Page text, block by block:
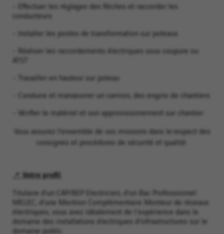
- Effectuer les réglages des flèches et raccorder les
conducteurs
- Installer les postes de transformation sur poteaux
- Réaliser les raccordements électriques sous coupure ou
ATST
- Travailler en hauteur sur poteau
- Conduire et manœuvrer un camion, des engins de chantiers
- Vérifier le matériel et son approvisionnement sur chantier
Vous assurez l’ensemble de vos missions dans le respect des
consignes et procédures de sécurité et qualité.
📌 Votre profil
Titulaire d’un CAP/BEP Electricien, d’un Bac Professionnel
MELEC, d’une Mention Complémentaire Monteur de réseaux
électriques, vous avez idéalement de l'expérience dans le
domaine des installations électriques d’infrastructures sur le
domaine public.